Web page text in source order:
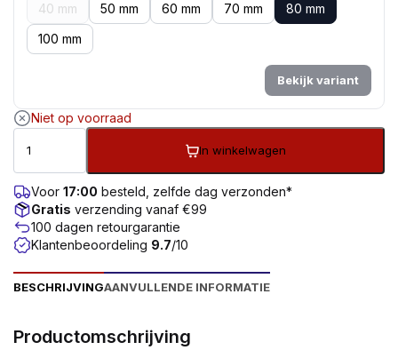
40 mm 50 mm 60 mm 70 mm
80 mm
100 mm
Bekijk variant
Niet op voorraad
In winkelwagen
Voor 17:00 besteld, zelfde dag verzonden*
Gratis verzending vanaf €99
100 dagen retourgarantie
Klantenbeoordeling 9.7/10
BESCHRIJVINGAANVULLENDE INFORMATIE
Productomschrijving